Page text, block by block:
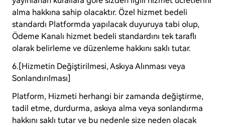
alma hakkına sahip olacaktır. Özel hizmet bedeli
standardı Platformda yapılacak duyuruya tabi olup,
Ödeme Kanalı hizmet bedeli standardını tek taraflı
olarak belirleme ve düzenleme hakkını saklı tutar.
6.[Hizmetin Değiştirilmesi, Askıya Alınması veya
Sonlandırılması]
Platform, Hizmeti herhangi bir zamanda değiştirme,
tadil etme, durdurma, askıya alma veya sonlandırma
hakkını saklı tutar ve bu nedenle size neden olacak